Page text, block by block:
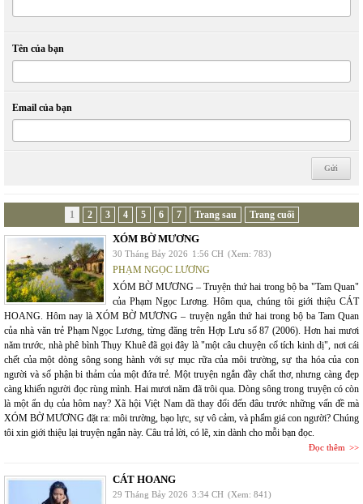
Tên của bạn
Email của bạn
1 2 3 4 5 6 7 Trang sau Trang cuối
XÓM BỜ MƯƠNG
30 Tháng Bảy 2026 1:56 CH (Xem: 783)
PHẠM NGỌC LƯƠNG
XÓM BỜ MƯƠNG – Truyện thứ hai trong bộ ba "Tam Quan"
của Phạm Ngọc Lương. Hôm qua, chúng tôi giới thiệu CÁT
HOANG. Hôm nay là XÓM BỜ MƯƠNG – truyện ngắn thứ hai trong bộ ba Tam Quan
của nhà văn trẻ Phạm Ngọc Lương, từng đăng trên Hợp Lưu số 87 (2006). Hơn hai mươi
năm trước, nhà phê bình Thụy Khuê đã gọi đây là "một câu chuyện cổ tích kinh dị", nơi cái
chết của một dòng sông song hành với sự mục rữa của môi trường, sự tha hóa của con
người và số phận bi thảm của một đứa trẻ. Một truyện ngắn đầy chất thơ, nhưng càng đẹp
càng khiến người đọc rùng mình. Hai mươi năm đã trôi qua. Dòng sông trong truyện có còn
là một ẩn dụ của hôm nay? Xã hội Việt Nam đã thay đổi đến đâu trước những vấn đề mà
XÓM BỜ MƯƠNG đặt ra: môi trường, bạo lực, sự vô cảm, và phẩm giá con người? Chúng
tôi xin giới thiệu lại truyện ngắn này. Câu trả lời, có lẽ, xin dành cho mỗi bạn đọc.
Đọc thêm
CÁT HOANG
29 Tháng Bảy 2026 3:34 CH (Xem: 841)